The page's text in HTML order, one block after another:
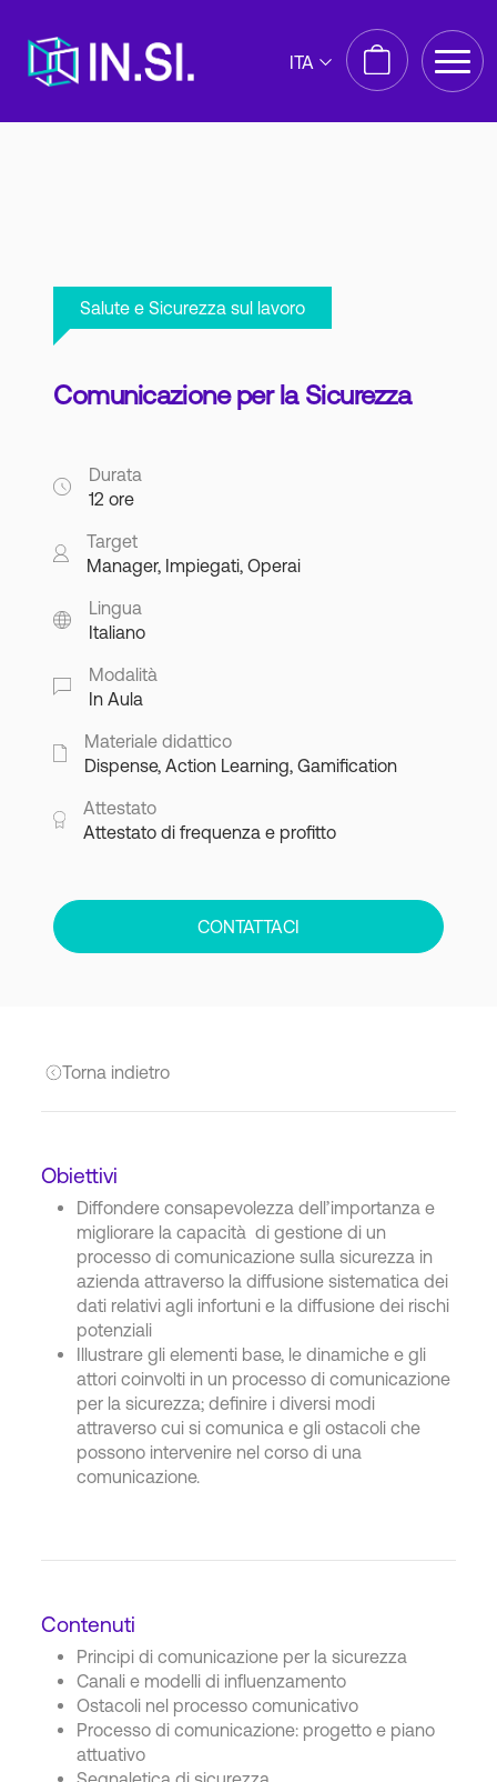
Salute e Sicurezza sul lavoro
Comunicazione per la Sicurezza
Durata
12 ore
Target
Manager, Impiegati, Operai
Lingua
Italiano
Modalità
In Aula
Materiale didattico
Dispense, Action Learning, Gamification
Attestato
Attestato di frequenza e profitto
CONTATTACI
Torna indietro
Obiettivi
Diffondere consapevolezza dell’importanza e
migliorare la capacità di gestione di un
processo di comunicazione sulla sicurezza in
azienda attraverso la diffusione sistematica dei
dati relativi agli infortuni e la diffusione dei rischi
potenziali
Illustrare gli elementi base, le dinamiche e gli
attori coinvolti in un processo di comunicazione
per la sicurezza; definire i diversi modi
attraverso cui si comunica e gli ostacoli che
possono intervenire nel corso di una
comunicazione.
Contenuti
Principi di comunicazione per la sicurezza
Canali e modelli di influenzamento
Ostacoli nel processo comunicativo
Processo di comunicazione: progetto e piano
attuativo
ITA